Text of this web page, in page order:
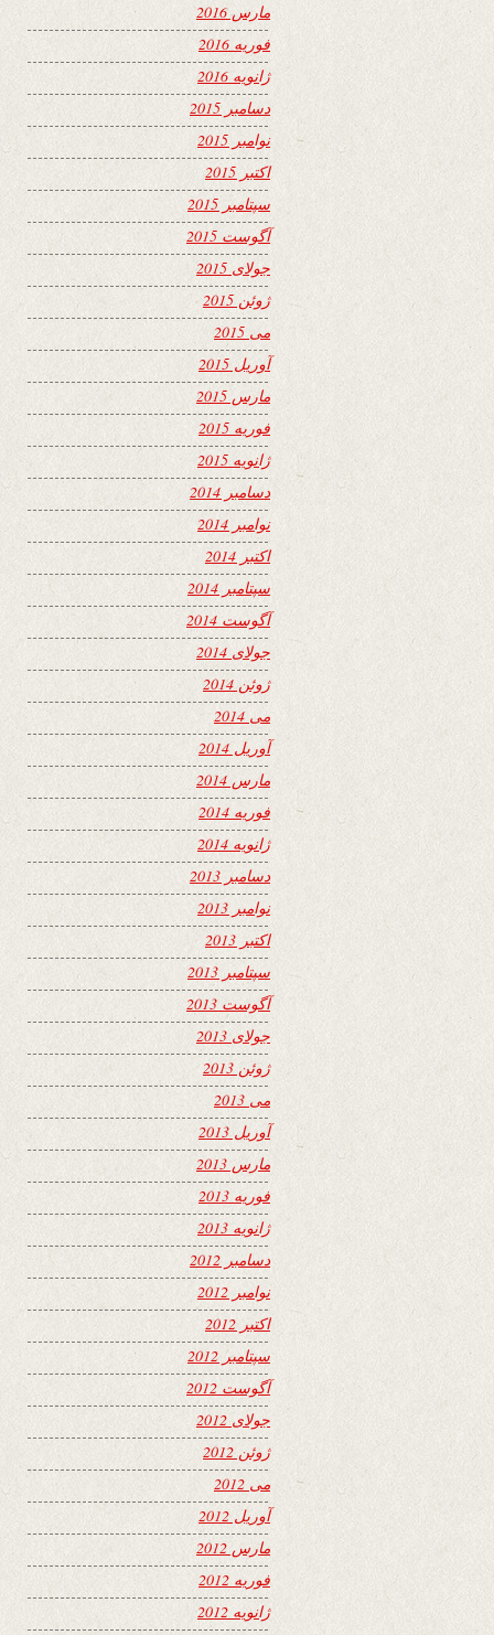
مارس 2016
فوریه 2016
ژانویه 2016
دسامبر 2015
نوامبر 2015
اکتبر 2015
سپتامبر 2015
آگوست 2015
جولای 2015
ژوئن 2015
می 2015
آوریل 2015
مارس 2015
فوریه 2015
ژانویه 2015
دسامبر 2014
نوامبر 2014
اکتبر 2014
سپتامبر 2014
آگوست 2014
جولای 2014
ژوئن 2014
می 2014
آوریل 2014
مارس 2014
فوریه 2014
ژانویه 2014
دسامبر 2013
نوامبر 2013
اکتبر 2013
سپتامبر 2013
آگوست 2013
جولای 2013
ژوئن 2013
می 2013
آوریل 2013
مارس 2013
فوریه 2013
ژانویه 2013
دسامبر 2012
نوامبر 2012
اکتبر 2012
سپتامبر 2012
آگوست 2012
جولای 2012
ژوئن 2012
می 2012
آوریل 2012
مارس 2012
فوریه 2012
ژانویه 2012